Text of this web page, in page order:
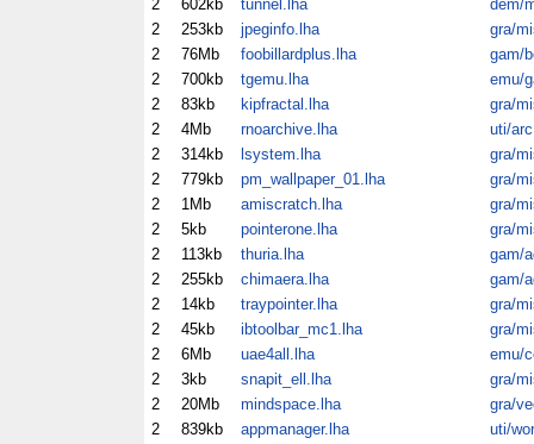
2 602kb tunnel.lha
dem/
2
253kb jpeginfo.lha
gra/
2
76Mb foobillardplus.lha
gam/
2
700kb tgemu.lha
emu/
2
83kb kipfractal.lha
gra/
2
4Mb rnoarchive.lha
uti/arc
2
314kb lsystem.lha
gra/
2
779kb pm_wallpaper_01.lha
gra/
2
1Mb amiscratch.lha
gra/
2
5kb pointerone.lha
gra/
2
113kb thuria.lha
gam/
2
255kb chimaera.lha
gam/
2
14kb traypointer.lha
gra/
2
45kb ibtoolbar_mc1.lha
gra/
2
6Mb uae4all.lha
emu/
2
3kb snapit_ell.lha
gra/
2
20Mb mindspace.lha
gra/
2
839kb appmanager.lha
uti/wor